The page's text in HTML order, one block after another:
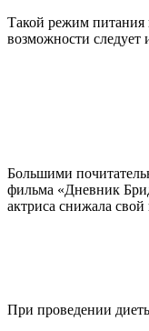
Такой режим питания
возможности следует
Большими
фильма «Дневник
актриса снижала свой
При проведении